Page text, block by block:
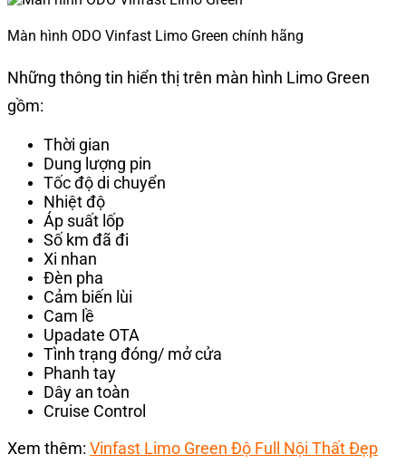
Màn hình ODO Vinfast Limo Green chính hãng
Những thông tin hiển thị trên màn hình Limo Green
gồm:
Thời gian
Dung lượng pin
Tốc độ di chuyển
Nhiệt độ
Áp suất lốp
Số km đã đi
Xi nhan
Đèn pha
Cảm biến lùi
Cam lề
Upadate OTA
Tình trạng đóng/ mở cửa
Phanh tay
Dây an toàn
Cruise Control
Xem thêm: Vinfast Limo Green Độ Full Nội Thất Đẹp